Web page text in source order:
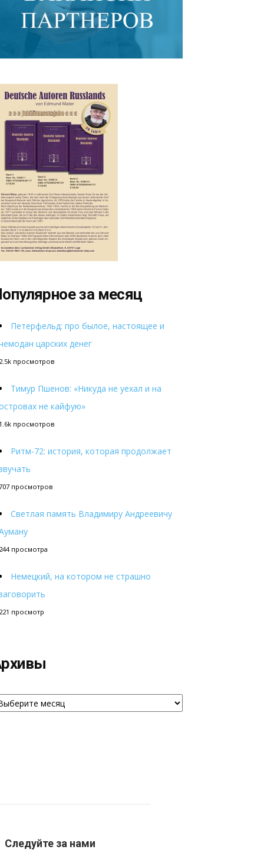
за месяц
Петерфельд: про былое, настоящее и
царских денег
просмотров
Тимур Пшенов: «Никуда не уехал и на
не кайфую»
просмотров
Ритм-72: история, которая продолжает
просмотров
Светлая память Владимиру Андреевичу
просмотра
Немецкий, на котором не страшно
просмотр
Следуйте за нами